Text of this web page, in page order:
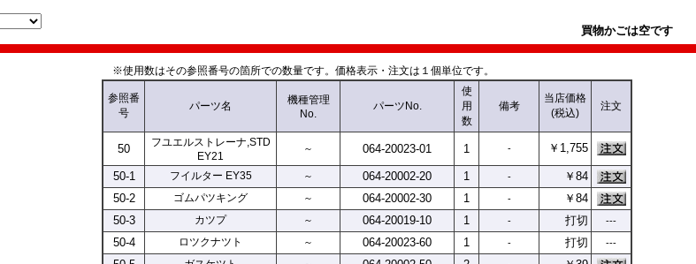
買物かごは空です
※使用数はその参照番号の箇所での数量です。価格表示・注文は１個単位です。
参照番
号
パーツ名 機種管理
No.
パーツNo.
使
用
数
備考
当店価格
(税込)
注文
50
フユエルストレーナ,STD
EY21
～ 064-20023-01 1 - ￥1,755
50-1 フイルター EY35 ～ 064-20002-20 1 -
￥84
50-2
ゴムパツキング ～ 064-20002-30 1 -
￥84
50-3
カツプ ～ 064-20019-10 1 - 打切 ---
50-4 ロツクナツト ～ 064-20023-60 1 - 打切 ---